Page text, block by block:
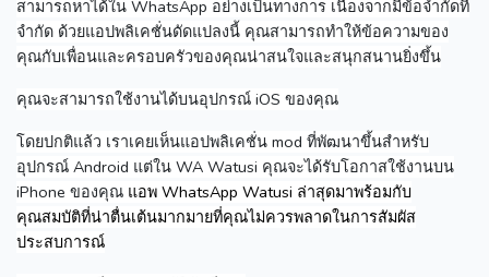
สามารถหาได้ใน WhatsApp อย่างเป็นทางการ เนื่องจากมีข้อจำกัดที่
จำกัด ด้วยแอปพลิเคชั่นดัดแปลงนี้ คุณสามารถทำให้ข้อความของ
คุณกับเพื่อนและครอบครัวของคุณน่าสนใจและสนุกสนานยิ่งขึ้น
คุณจะสามารถใช้งานได้บนอุปกรณ์ iOS ของคุณ
โดยปกติแล้ว เราเคยเห็นแอปพลิเคชั่น mod ที่พัฒนาขึ้นสำหรับ
อุปกรณ์ Android แต่ใน WA Watusi คุณจะได้รับโอกาสใช้งานบน
iPhone ของคุณ แอพ WhatsApp Watusi ล่าสุดมาพร้อมกับ
คุณสมบัติที่น่าตื่นเต้นมากมายที่คุณไม่ควรพลาดในการสัมผัส
ประสบการณ์